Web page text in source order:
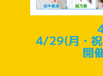
4/29(月・
開